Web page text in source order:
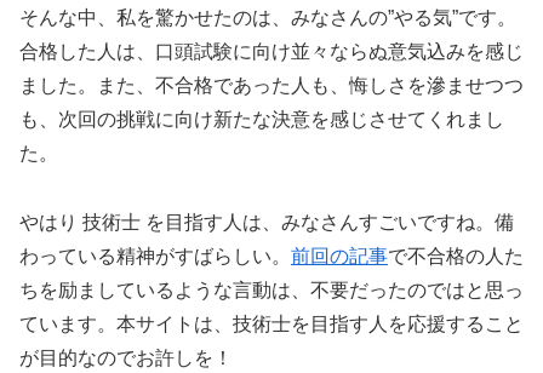
そんな中、私を驚かせたのは、みなさんの”やる気”です。
合格した人は、口頭試験に向け並々ならぬ意気込みを感じ
ました。また、不合格であった人も、悔しさを滲ませつつ
も、次回の挑戦に向け新たな決意を感じさせてくれまし
た。
やはり 技術士 を目指す人は、みなさんすごいですね。備
わっている精神がすばらしい。 前回の記事で不合格の人た
ちを励ましているような言動は、不要だったのではと思っ
ています。本サイトは、技術士を目指す人を応援すること
が目的なのでお許しを！